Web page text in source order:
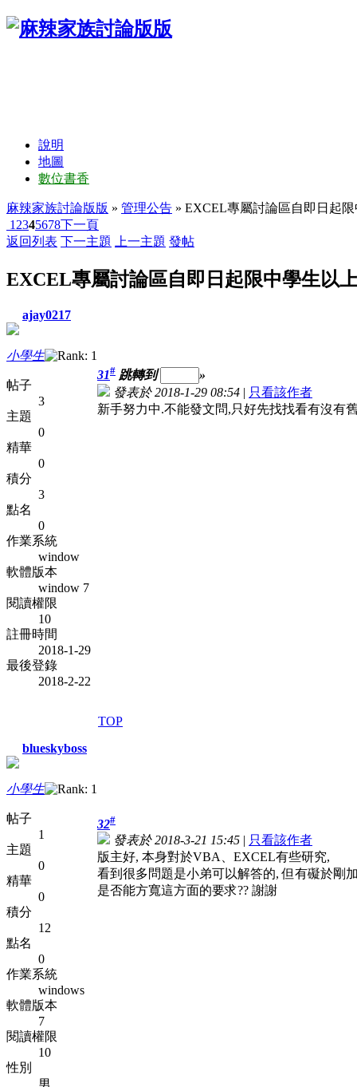
說明
地圖
數位書香
麻辣家族討論版版 » 管理公告 » EXCEL專屬討論區自即日起
1 2345678下一頁
返回列表 下一主題 上一主題 發帖
EXCEL專屬討論區自即日起限中學生以
ajay0217
小學生
帖子
3
主題
0
精華
0
積分
3
點名
0
作業系統
window
軟體版本
window 7
閱讀權限
10
註冊時間
2018-1-29
最後登錄
2018-2-22
31# 跳轉到
»
發表於 2018-1-29 08:54 | 只看該作者
新手努力中.不能發文問,只好先找找看有沒有
TOP
blueskyboss
小學生
帖子
1
主題
0
精華
0
積分
12
點名
0
作業系統
windows
軟體版本
7
閱讀權限
10
性別
男
32#
發表於 2018-3-21 15:45 | 只看該作者
版主好, 本身對於VBA、EXCEL有些研究,
看到很多問題是小弟可以解答的, 但有礙於剛
是否能方寬這方面的要求?? 謝謝